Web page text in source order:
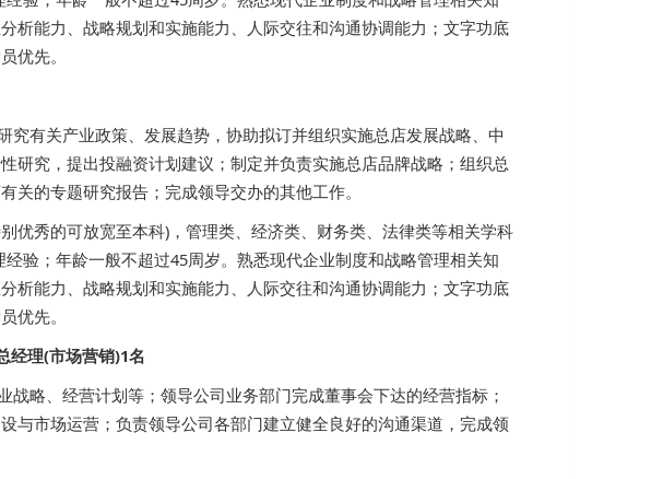
析能力、战略规划和实施能力、人际交往和沟通协调能力；文字功底
优先。
究有关产业政策、发展趋势，协助拟订并组织实施总店发展战略、中
研究，提出投融资计划建议；制定并负责实施总店品牌战略；组织总
关的专题研究报告；完成领导交办的其他工作。
优秀的可放宽至本科)，管理类、经济类、财务类、法律类等相关学科
验；年龄一般不超过45周岁。熟悉现代企业制度和战略管理相关知
析能力、战略规划和实施能力、人际交往和沟通协调能力；文字功底
优先。
经理(市场营销)1名
战略、经营计划等；领导公司业务部门完成董事会下达的经营指标；
与市场运营；负责领导公司各部门建立健全良好的沟通渠道，完成领